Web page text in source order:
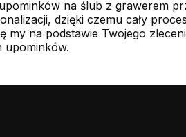
na ślub z grawerem
dzięki czemu cały
my na podstawie Twojego
upominków.